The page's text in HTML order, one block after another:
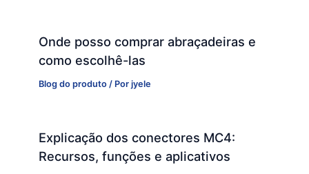
Onde posso comprar abraçadeiras e
como escolhê-las
Blog do produto / Porjyele
Explicação dos conectores MC4:
Recursos, funções e aplicativos